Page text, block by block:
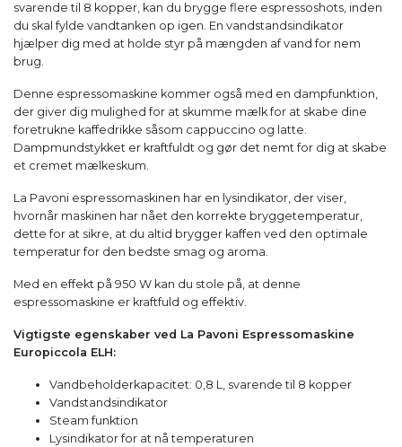
svarende til 8 kopper, kan du brygge flere espressoshots, inden
du skal fylde vandtanken op igen. En vandstandsindikator
hjælper dig med at holde styr på mængden af vand for nem
brug.
Denne espressomaskine kommer også med en dampfunktion,
der giver dig mulighed for at skumme mælk for at skabe dine
foretrukne kaffedrikke såsom cappuccino og latte.
Dampmundstykket er kraftfuldt og gør det nemt for dig at skabe
et cremet mælkeskum.
La Pavoni espressomaskinen har en lysindikator, der viser,
hvornår maskinen har nået den korrekte bryggetemperatur,
dette for at sikre, at du altid brygger kaffen ved den optimale
temperatur for den bedste smag og aroma.
Med en effekt på 950 W kan du stole på, at denne
espressomaskine er kraftfuld og effektiv.
Vigtigste egenskaber ved La Pavoni Espressomaskine
Europiccola ELH:
Vandbeholderkapacitet: 0,8 L, svarende til 8 kopper
Vandstandsindikator
Steam funktion
Lysindikator for at nå temperaturen